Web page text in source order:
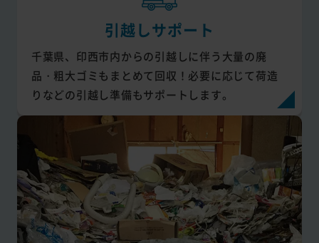
引越しサポート
千葉県、印西市内からの引越しに伴う大量の廃
品・粗大ゴミもまとめて回収！必要に応じて荷造
りなどの引越し準備もサポートします。